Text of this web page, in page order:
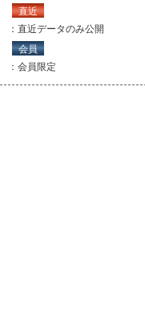
直近
：直近データのみ公開
会員
：会員限定